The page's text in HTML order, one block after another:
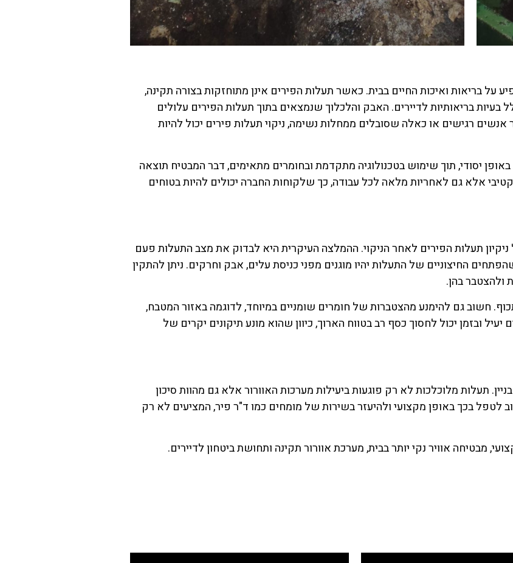
על בריאות ואיכות החיים בבית. כאשר תעלות הפירים אינן מתוחזקות בצורה תקינה,
בעיות בריאותיות לדיירים. האבק והלכלוך שנמצאים בתוך תעלות הפירים עלולים
רגישים או כאלה שסובלים ממחלות נשימה, ניקוי תעלות פירים יכול להיות
יסודי, תוך שימוש בטכנולוגיה מתקדמת ובחומרים מתאימים, דבר המבטיח תוצאה
אלא גם לאחריות מלאה לכל עבודה, כך שלקוחות החברה יכולים להיות בטוחים
תעלות הפירים לאחר הניקוי. ההמלצה העיקרית היא לבדוק את מצב התעלות פעם
החיצוניים של התעלות יהיו מוגנים מפני כניסת עלים, אבק וחרקים. ניתן להתקין
ולהצטבר בהן.
חשוב גם להימנע מהצטברות של חומרים שומניים במיוחד, לדוגמה באזור המטבח,
ובזמן יכול לחסוך כסף רב בטווח הארוך, כיוון שהוא מונע תיקונים יקרים של
תעלות מלוכלכות לא רק פוגעות ביעילות מערכות האוורור אלא גם מהוות סיכון
לטפל בכך באופן מקצועי ולהיעזר בשירות של מומחים כמו ד"ר פיר, המציעים לא רק
מבטיחה אוויר נקי יותר בבית, מערכת אוורור תקינה ותחושת ביטחון לדיירים.